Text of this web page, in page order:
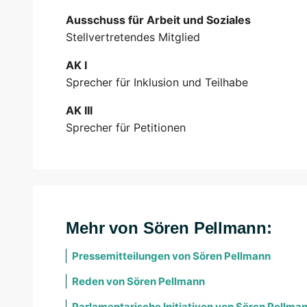
Ausschuss für Arbeit und Soziales
Stellvertretendes Mitglied
AK I
Sprecher für Inklusion und Teilhabe
AK III
Sprecher für Petitionen
Mehr von Sören Pellmann:
Pressemitteilungen von Sören Pellmann
Reden von Sören Pellmann